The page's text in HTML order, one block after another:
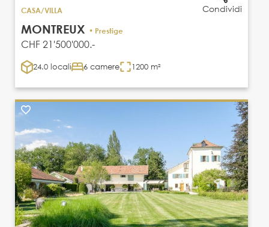
Condividi
CASA/VILLA
MONTREUX • Prestige
CHF 21'500'000.-
24.0 locali 6 camere 1200 m²